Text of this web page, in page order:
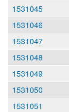
1531045
1531046
1531047
1531048
1531049
1531050
1531051